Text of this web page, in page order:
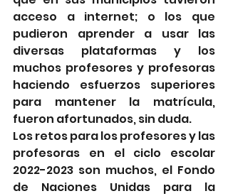
acceso a internet; o los que
pudieron aprender a usar las
diversas plataformas y los
muchos profesores y profesoras
haciendo esfuerzos superiores
para mantener la matrícula,
fueron afortunados, sin duda.
Los retos para los profesores y las
profesoras en el ciclo escolar
2022-2023 son muchos, el Fondo
de Naciones Unidas para la